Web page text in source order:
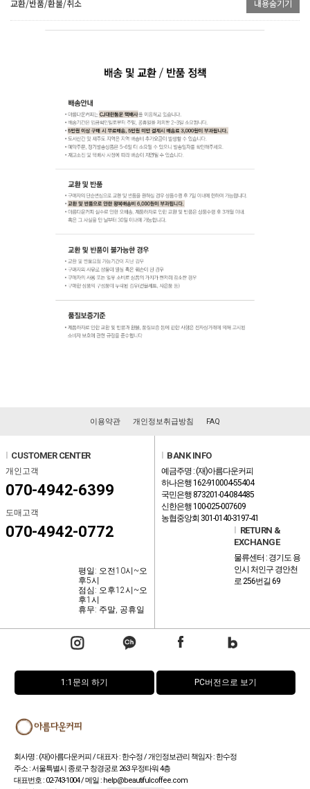
교환/반품/환불/취소 내용숨기기
이용약관 개인정보취급방침 FAQ
l CUSTOMER CENTER
개인고객
070-4942-6399
도매고객
070-4942-0772
평일: 오전10시~오
후5시
점심: 오후12시~오
후1시
휴무: 주말, 공휴일
l BANK INFO
예금주명 : (재)아름다운커피
하나은행 162-910004-55404
국민은행 873201-04-084485
신한은행 100-025-007609
농협중앙회 301-0140-3197-41
l RETURN &
EXCHANGE
물류센터 : 경기도 용
인시 처인구 경안천
로 256번길 69
1:1문의 하기 PC버전으로 보기
회사명 : (재)아름다운커피 / 대표자 : 한수정 / 개인정보관리 책임자 : 한수정
주소 : 서울특별시 종로구 창경궁로 263 우정타워 4층
대표번호 : 02-743-1004 / 메일 : help@beautifulcoffee.com